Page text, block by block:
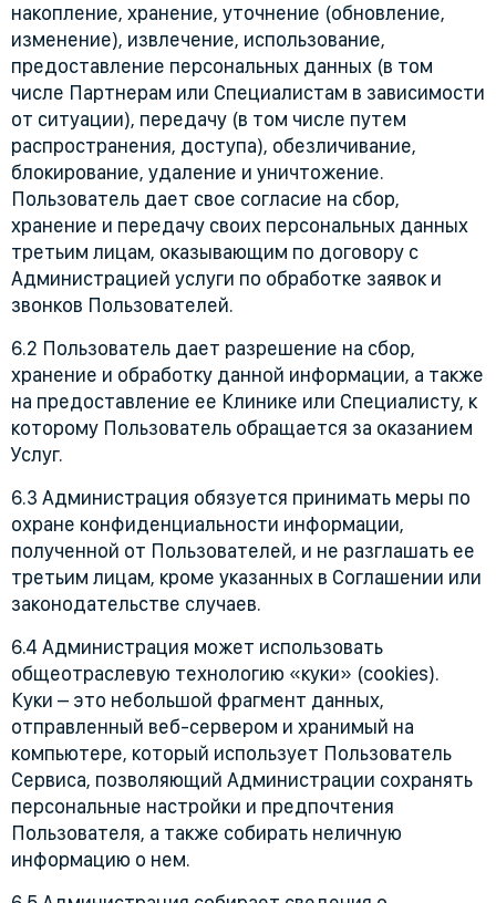
накопление, хранение, уточнение (обновление,
изменение), извлечение, использование,
предоставление персональных данных (в том
числе Партнерам или Специалистам в зависимости
от ситуации), передачу (в том числе путем
распространения, доступа), обезличивание,
блокирование, удаление и уничтожение.
Пользователь дает свое согласие на сбор,
хранение и передачу своих персональных данных
третьим лицам, оказывающим по договору с
Администрацией услуги по обработке заявок и
звонков Пользователей.
6.2 Пользователь дает разрешение на сбор,
хранение и обработку данной информации, а также
на предоставление ее Клинике или Специалисту, к
которому Пользователь обращается за оказанием
Услуг.
6.3 Администрация обязуется принимать меры по
охране конфиденциальности информации,
полученной от Пользователей, и не разглашать ее
третьим лицам, кроме указанных в Соглашении или
законодательстве случаев.
6.4 Администрация может использовать
общеотраслевую технологию «куки» (cookies).
Куки – это небольшой фрагмент данных,
отправленный веб-сервером и хранимый на
компьютере, который использует Пользователь
Сервиса, позволяющий Администрации сохранять
персональные настройки и предпочтения
Пользователя, а также собирать неличную
информацию о нем.